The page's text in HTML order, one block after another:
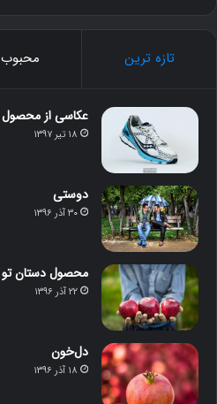
تازه ترین محبوب
عکاسی از محصول
۱۸ تیر ۱۳۹۷
دوستی
۳۰ آذر ۱۳۹۶
محصول دستان تو
۲۲ آذر ۱۳۹۶
دل‌خون
۱۸ آذر ۱۳۹۶